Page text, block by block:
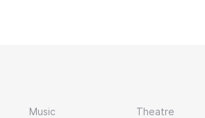
Music
Theatre